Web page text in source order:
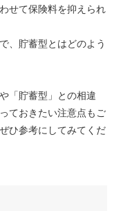
せて保険料を抑えられ
、貯蓄型とはどのよう
「貯蓄型」との相違
ておきたい注意点もご
ひ参考にしてみてくだ